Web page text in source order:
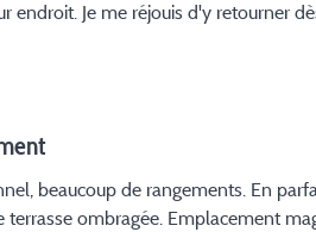
endroit. Je me réjouis d'y retourner
beaucoup de rangements. En
terrasse ombragée. Emplacement